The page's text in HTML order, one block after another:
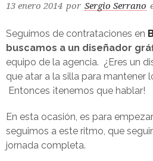
13 enero 2014 por Sergio Serrano
Seguimos de contrataciones en
buscamos a un diseñador
equipo de la agencia. ¿Eres un
que atar a la silla para mantener
Entonces ¡tenemos que hablar!
En esta ocasión, es para
seguimos a este ritmo, que
jornada completa.